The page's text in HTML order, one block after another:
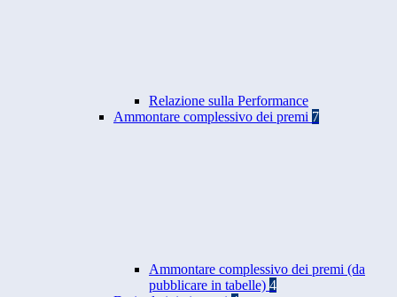
Relazione sulla Performance
Ammontare complessivo dei premi 7
Ammontare complessivo dei premi (da
pubblicare in tabelle) 4